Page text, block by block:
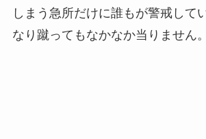
しまう急所だけに誰もが警戒して
なり蹴ってもなかなか当りません。